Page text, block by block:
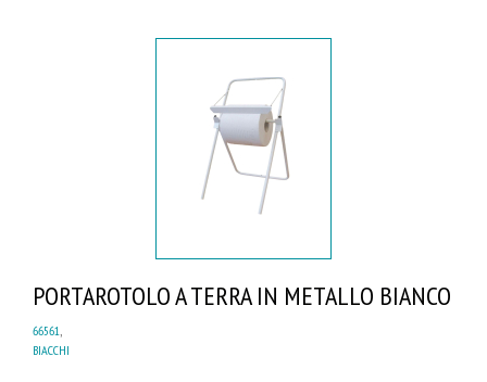
PORTAROTOLO A TERRA IN METALLO BIANCO
66561,
BIACCHI